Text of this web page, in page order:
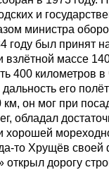
и
министра
году был принят
массе
400 километров
его
км, он мог при
обладал
хорошей
то Хрущёв своей
открыл дорогу